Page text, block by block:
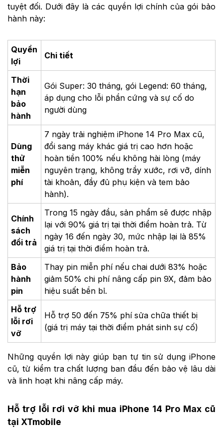
tuyệt đối. Dưới đây là các quyền lợi chính của gói bảo
hành này:
Quyền
lợi
Chi tiết
Thời
hạn
bảo
hành
Gói Super: 30 tháng, gói Legend: 60 tháng,
áp dụng cho lỗi phần cứng và sự cố do
người dùng
Dùng
thử
miễn
phí
7 ngày trải nghiệm iPhone 14 Pro Max cũ,
đổi sang máy khác giá trị cao hơn hoặc
hoàn tiền 100% nếu không hài lòng (máy
nguyên trạng, không trầy xước, rơi vỡ, dính
tài khoản, đầy đủ phụ kiện và tem bảo
hành).
Chính
sách
đổi trả
Trong 15 ngày đầu, sản phẩm sẽ được nhập
lại với 90% giá trị tại thời điểm hoàn trả. Từ
ngày 16 đến ngày 30, mức nhập lại là 85%
giá trị tại thời điểm hoàn trả.
Bảo
hành
pin
Thay pin miễn phí nếu chai dưới 83% hoặc
giảm 50% chi phí nâng cấp pin 9X, đảm bảo
hiệu suất bền bỉ.
Hỗ trợ
lỗi rơi
vỡ
Hỗ trợ 50 đến 75% phí sửa chữa thiết bị
(giá trị máy tại thời điểm phát sinh sự cố)
Những quyền lợi này giúp bạn tự tin sử dụng iPhone
cũ, từ kiểm tra chất lượng ban đầu đến bảo vệ lâu dài
và linh hoạt khi nâng cấp máy.
Hỗ trợ lỗi rơi vỡ khi mua iPhone 14 Pro Max cũ
tại XTmobile